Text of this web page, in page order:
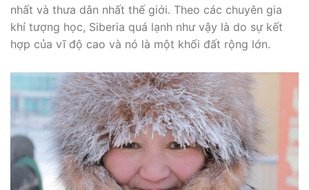
nhất và thưa dân nhất thế giới. Theo các chuyên gia
khí tượng học, Siberia quá lạnh như vậy là do sự kết
hợp của vĩ độ cao và nó là một khối đất rộng lớn.